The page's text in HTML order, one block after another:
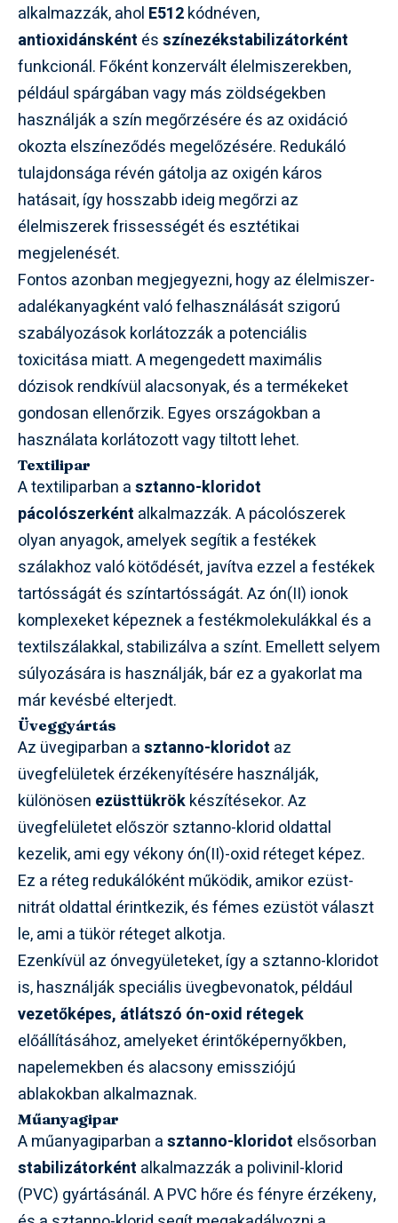
alkalmazzák, ahol E512kódnéven,
antioxidánsként ésszínezékstabilizátorként
funkcionál. Főként konzervált élelmiszerekben,
például spárgában vagy más zöldségekben
használják a szín megőrzésére és az oxidáció
okozta elszíneződés megelőzésére. Redukáló
tulajdonsága révén gátolja az oxigén káros
hatásait, így hosszabb ideig megőrzi az
élelmiszerek frissességét és esztétikai
megjelenését.
Fontos azonban megjegyezni, hogy az élelmiszer-
adalékanyagként való felhasználását szigorú
szabályozások korlátozzák a potenciális
toxicitása miatt. A megengedett maximális
dózisok rendkívül alacsonyak, és a termékeket
gondosan ellenőrzik. Egyes országokban a
használata korlátozott vagy tiltott lehet.
Textilipar
A textiliparban asztanno-kloridot
pácolószerként alkalmazzák. A pácolószerek
olyan anyagok, amelyek segítik a festékek
szálakhoz való kötődését, javítva ezzel a festékek
tartósságát és színtartósságát. Az ón(II) ionok
komplexeket képeznek a festékmolekulákkal és a
textilszálakkal, stabilizálva a színt. Emellett selyem
súlyozására is használják, bár ez a gyakorlat ma
már kevésbé elterjedt.
Üveggyártás
Az üvegiparban asztanno-kloridot az
üvegfelületek érzékenyítésére használják,
különösen ezüsttükrökkészítésekor. Az
üvegfelületet először sztanno-klorid oldattal
kezelik, ami egy vékony ón(II)-oxid réteget képez.
Ez a réteg redukálóként működik, amikor ezüst-
nitrát oldattal érintkezik, és fémes ezüstöt választ
le, ami a tükör réteget alkotja.
Ezenkívül az ónvegyületeket, így a sztanno-kloridot
is, használják speciális üvegbevonatok, például
vezetőképes, átlátszó ón-oxid rétegek
előállításához, amelyeket érintőképernyőkben,
napelemekben és alacsony emissziójú
ablakokban alkalmaznak.
Műanyagipar
A műanyagiparban asztanno-kloridot elsősorban
stabilizátorként alkalmazzák a polivinil-klorid
(PVC) gyártásánál. A PVC hőre és fényre érzékeny,